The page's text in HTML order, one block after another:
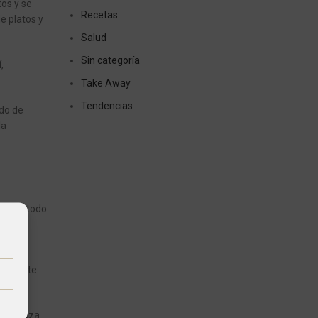
y se
platos y
de
todo
limpieza
Recetas
Salud
Sin categoría
Take Away
Tendencias